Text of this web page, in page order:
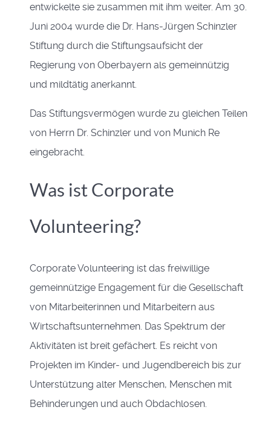
entwickelte sie zusammen mit ihm weiter. Am 30.
Juni 2004 wurde die Dr. Hans-Jürgen Schinzler
Stiftung durch die Stiftungsaufsicht der
Regierung von Oberbayern als gemeinnützig
und mildtätig anerkannt.
Das Stiftungsvermögen wurde zu gleichen Teilen
von Herrn Dr. Schinzler und von Munich Re
eingebracht.
Was ist Corporate
Volunteering?
Corporate Volunteering ist das freiwillige
gemeinnützige Engagement für die Gesellschaft
von Mitarbeiterinnen und Mitarbeitern aus
Wirtschaftsunternehmen. Das Spektrum der
Aktivitäten ist breit gefächert. Es reicht von
Projekten im Kinder- und Jugendbereich bis zur
Unterstützung alter Menschen, Menschen mit
Behinderungen und auch Obdachlosen.